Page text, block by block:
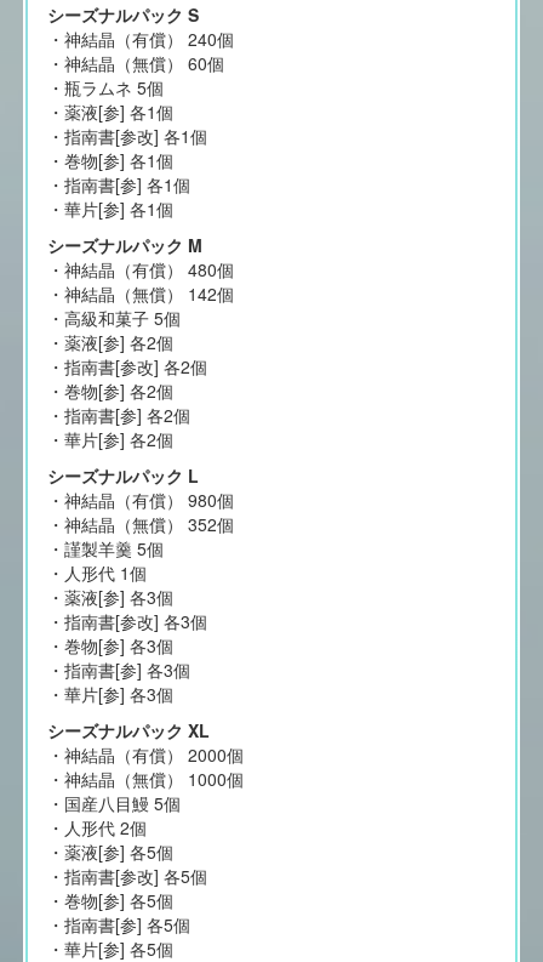
シーズナルパック S
・神結晶（有償） 240個
・神結晶（無償） 60個
・瓶ラムネ 5個
・薬液[参] 各1個
・指南書[参改] 各1個
・巻物[参] 各1個
・指南書[参] 各1個
・華片[参] 各1個
シーズナルパック M
・神結晶（有償） 480個
・神結晶（無償） 142個
・高級和菓子 5個
・薬液[参] 各2個
・指南書[参改] 各2個
・巻物[参] 各2個
・指南書[参] 各2個
・華片[参] 各2個
シーズナルパック L
・神結晶（有償） 980個
・神結晶（無償） 352個
・謹製羊羹 5個
・人形代 1個
・薬液[参] 各3個
・指南書[参改] 各3個
・巻物[参] 各3個
・指南書[参] 各3個
・華片[参] 各3個
シーズナルパック XL
・神結晶（有償） 2000個
・神結晶（無償） 1000個
・国産八目鰻 5個
・人形代 2個
・薬液[参] 各5個
・指南書[参改] 各5個
・巻物[参] 各5個
・指南書[参] 各5個
・華片[参] 各5個